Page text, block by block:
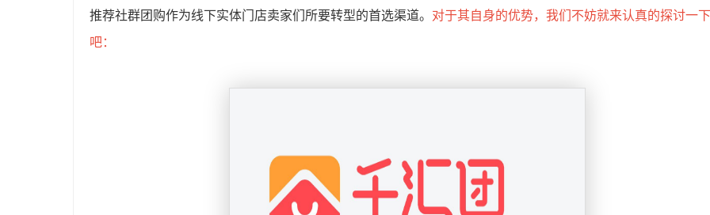
推荐社群团购作为线下实体门店卖家们所要转型的首选渠道。 对于其自身的优势，我们不妨就来认真的探讨一下
吧：